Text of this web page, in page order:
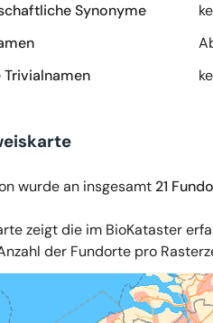
Synonyme
Trivialnamen
wurde an insgesamt 21
zeigt die im BioKataster
der Fundorte pro
,34u GmbH